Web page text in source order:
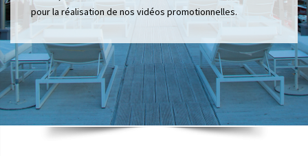
pour la réalisation de nos vidéos promotionnelles.